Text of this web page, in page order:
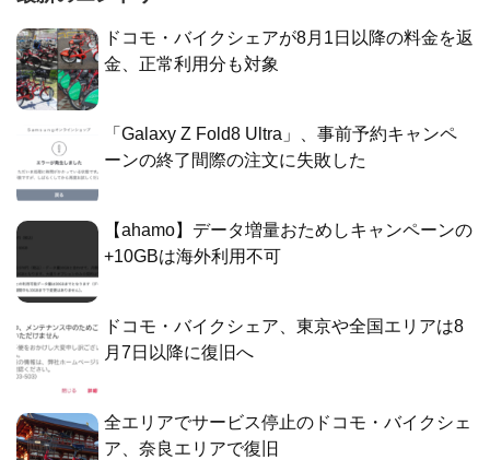
ドコモ・バイクシェアが8月1日以降の料金を返
金、正常利用分も対象
「Galaxy Z Fold8 Ultra」、事前予約キャンペ
ーンの終了間際の注文に失敗した
【ahamo】データ増量おためしキャンペーンの
+10GBは海外利用不可
ドコモ・バイクシェア、東京や全国エリアは8
月7日以降に復旧へ
全エリアでサービス停止のドコモ・バイクシェ
ア、奈良エリアで復旧